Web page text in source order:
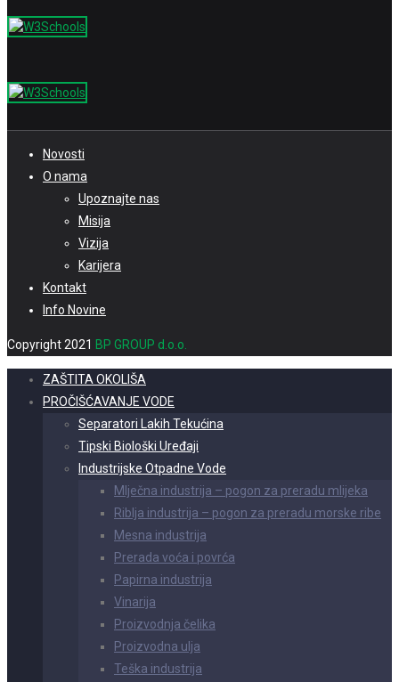
Novosti
O nama
Upoznajte nas
Misija
Vizija
Karijera
Kontakt
Info Novine
Copyright 2021 BP GROUP d.o.o.
ZAŠTITA OKOLIŠA
PROČIŠĆAVANJE VODE
Separatori Lakih Tekućina
Tipski Biološki Uređaji
Industrijske Otpadne Vode
Mlječna industrija – pogon za preradu mlijeka
Riblja industrija – pogon za preradu morske ribe
Mesna industrija
Prerada voća i povrća
Papirna industrija
Vinarija
Proizvodnja čelika
Proizvodna ulja
Teška industrija